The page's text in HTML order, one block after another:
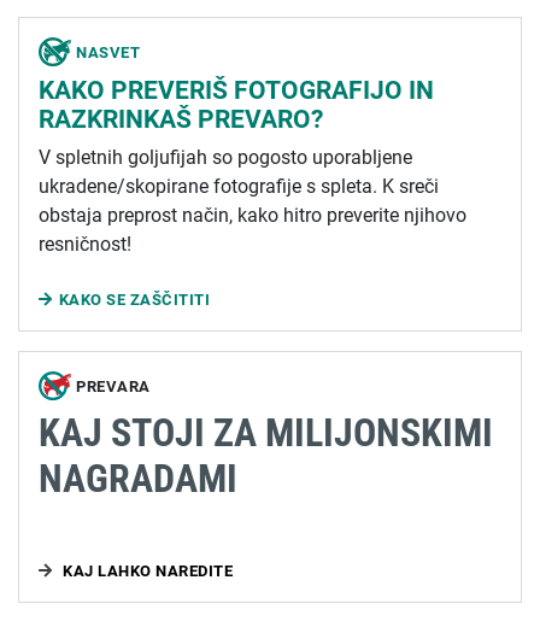
NASVET
KAKO PREVERIŠ FOTOGRAFIJO IN
RAZKRINKAŠ PREVARO?
V spletnih goljufijah so pogosto uporabljene
ukradene/skopirane fotografije s spleta. K sreči
obstaja preprost način, kako hitro preverite njihovo
resničnost!
KAKO SE ZAŠČITITI
PREVARA
KAJ STOJI ZA MILIJONSKIMI
NAGRADAMI
KAJ LAHKO NAREDITE